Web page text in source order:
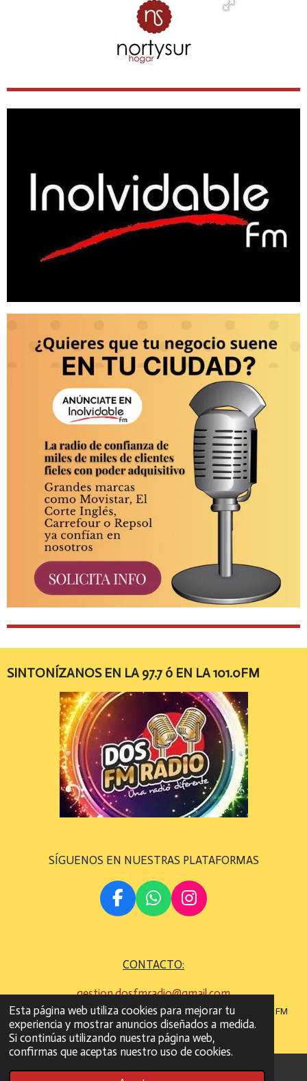
Esta página web utiliza cookies para mejorar tu
experiencia y mostrar anuncios diseñados a medida.
Si continúas utilizando nuestra página web,
confirmas que aceptas nuestro uso de cookies.
SINTONÍZANOS EN LA 97.7 ó EN LA 101.0FM
SÍGUENOS EN NUESTRAS PLATAFORMAS
F
A
B
O
O
K
W
H
S
A
P
P
I
N
G
R
A
M
CONTACTO:
gestion.dosfmradio@gmail.com
©Todos los derechos son reservados
2022 - 2023 DOS FM
RADIO